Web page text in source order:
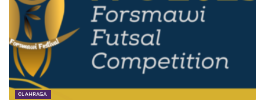
OLAHRAGA